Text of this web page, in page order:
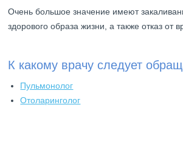
Очень большое значение имеют
здорового образа жизни, а также отказ от
К какому врачу следует
Пульмонолог
Отоларинголог